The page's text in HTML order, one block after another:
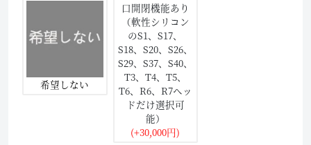
希望しない
口開閉機能あり
（軟性シリコン
のS1、S17、
S18、S20、S26、
S29、S37、S40、
T3、T4、T5、
T6、R6、R7ヘッ
ドだけ選択可
能）
(+30,000円)